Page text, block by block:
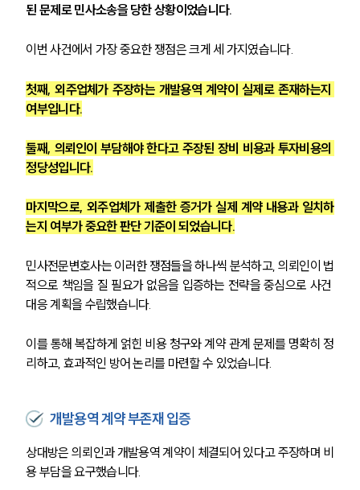
된 문제로 민사소송을 당한 상황이었습니다.
이번 사건에서 가장 중요한 쟁점은 크게 세 가지였습니다.
첫째, 외주업체가 주장하는 개발용역 계약이 실제로 존재하는지
여부입니다.
둘째, 의뢰인이 부담해야 한다고 주장된 장비 비용과 투자비용의
정당성입니다.
마지막으로, 외주업체가 제출한 증거가 실제 계약 내용과 일치하
는지 여부가 중요한 판단 기준이 되었습니다.
민사전문변호사는 이러한 쟁점들을 하나씩 분석하고, 의뢰인이 법
적으로 책임을 질 필요가 없음을 입증하는 전략을 중심으로 사건
대응 계획을 수립했습니다.
이를 통해 복잡하게 얽힌 비용 청구와 계약 관계 문제를 명확히 정
리하고, 효과적인 방어 논리를 마련할 수 있었습니다.
개발용역 계약 부존재 입증
상대방은 의뢰인과 개발용역 계약이 체결되어 있다고 주장하며 비
용 부담을 요구했습니다.